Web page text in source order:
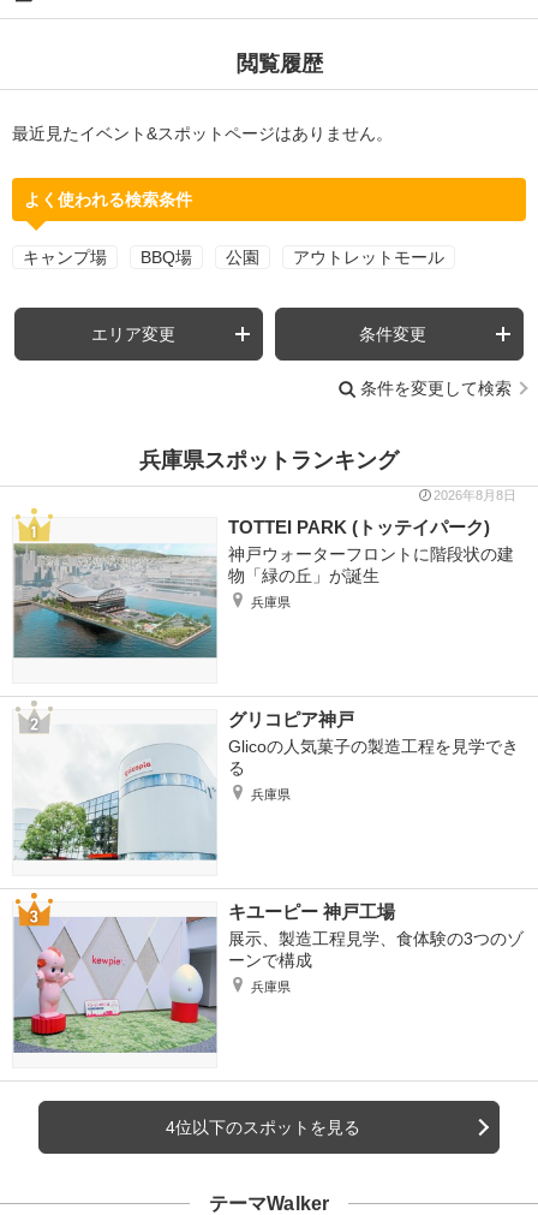
閲覧履歴
最近見たイベント&スポットページはありません。
よく使われる検索条件
キャンプ場 BBQ場 公園 アウトレットモール
エリア変更 条件変更
条件を変更して検索
兵庫県スポットランキング
2026年8月8日
TOTTEI PARK (トッテイパーク)
神戸ウォーターフロントに階段状の建
物「緑の丘」が誕生
兵庫県
グリコピア神戸
Glicoの人気菓子の製造工程を見学でき
る
兵庫県
キユーピー 神戸工場
展示、製造工程見学、食体験の3つのゾ
ーンで構成
兵庫県
4位以下のスポットを見る
テーマWalker